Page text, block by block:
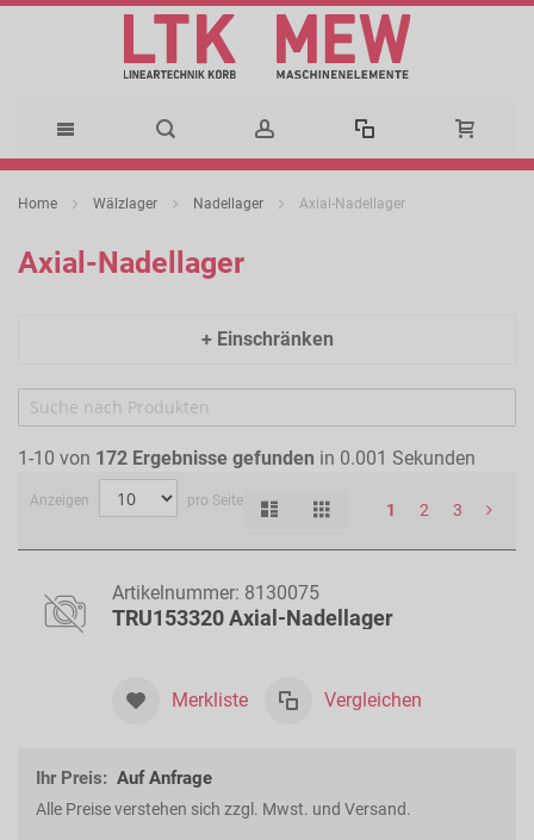
Inhalt
Home Wälzlager Nadellager Axial-Nadellager
Axial-Nadellager
+ Einschränken
1-10 von 172 Ergebnisse gefunden in 0.001 Sekunden
Anzeigen pro Seite 1 2 3
Ansicht
als
Artikelnummer: 8130075
TRU153320 Axial-Nadellager
Merkliste Vergleichen
Ihr Preis: Auf Anfrage
Alle Preise verstehen sich zzgl. Mwst. und Versand.